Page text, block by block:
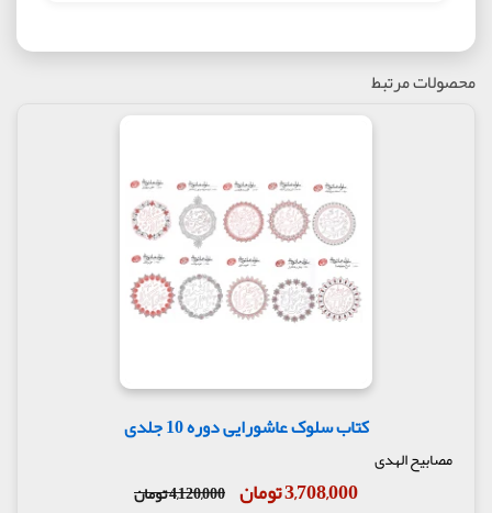
ناشر : انتشارات دارالحدیث
محصولات مرتبط
کتاب سلوک عاشورایی دوره 10 جلدی
مصابیح الهدی
3,708,000 تومان 4,120,000 تومان